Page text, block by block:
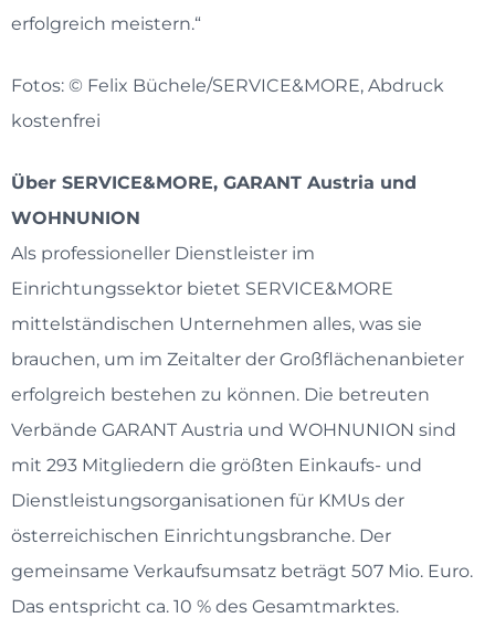
erfolgreich meistern.“
Fotos: © Felix Büchele/SERVICE&MORE, Abdruck
kostenfrei
Über SERVICE&MORE, GARANT Austria und
WOHNUNION
Als professioneller Dienstleister im
Einrichtungssektor bietet SERVICE&MORE
mittelständischen Unternehmen alles, was sie
brauchen, um im Zeitalter der Großflächenanbieter
erfolgreich bestehen zu können. Die betreuten
Verbände GARANT Austria und WOHNUNION sind
mit 293 Mitgliedern die größten Einkaufs- und
Dienstleistungsorganisationen für KMUs der
österreichischen Einrichtungsbranche. Der
gemeinsame Verkaufsumsatz beträgt 507 Mio. Euro.
Das entspricht ca. 10 % des Gesamtmarktes.